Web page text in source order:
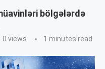
bölgələrdə
0 views 1 minutes read